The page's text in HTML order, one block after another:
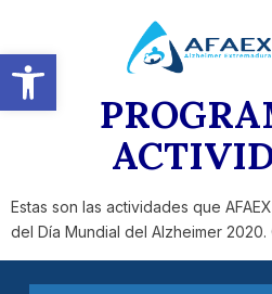
Abrir barra de herramientas
Estas son las actividades que
del Día Mundial del Alzheimer 2020.